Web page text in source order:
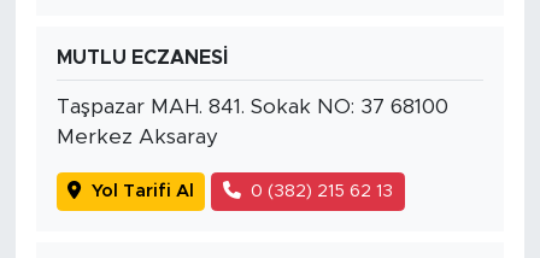
MUTLU ECZANESİ
Taşpazar MAH. 841. Sokak NO: 37 68100
Merkez Aksaray
Yol Tarifi Al 0 (382) 215 62 13